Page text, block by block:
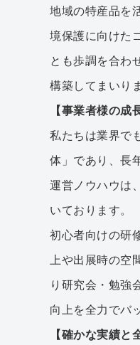
地域の特産品を
境保護に向けた
とも歩調を合わ
構築してまいり
【事業者様の成
私たちは業界で
体」であり、長
運営ノウハウは
いております。
初心者向けの研
上や出展時の空
り研究会・勉強
向上を全力でバ
【確かな実績と